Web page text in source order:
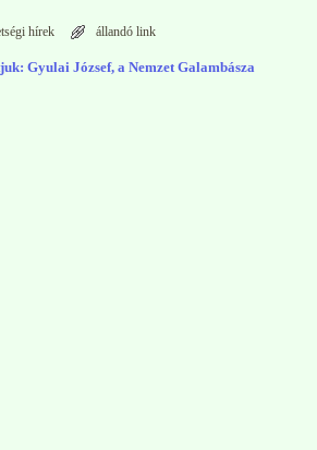
hírek állandó link
navigáció
Gyulai József, a Nemzet Galambásza